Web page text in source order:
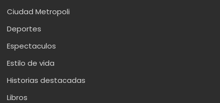
Ciudad Metropoli
Deportes
Espectaculos
Estilo de vida
Historias destacadas
Libros